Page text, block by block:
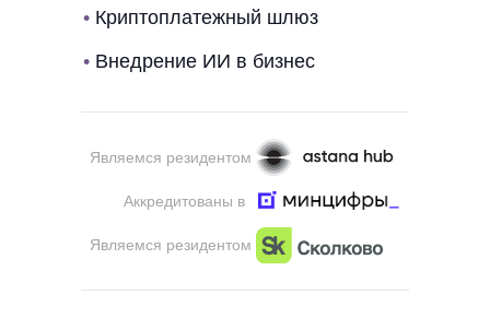
Аккредитованы в
Являемся резидентом
Являемся резидентом
• Криптоплатежный шлюз
• Внедрение ИИ в бизнес